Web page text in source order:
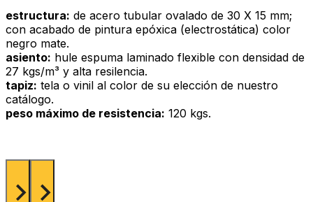
estructura: de acero tubular ovalado de 30 X 15 mm;
con acabado de pintura epóxica (electrostática) color
negro mate.
asiento: hule espuma laminado flexible con densidad de
27 kgs/m³ y alta resilencia.
tapiz: tela o vinil al color de su elección de nuestro
catálogo.
peso máximo de resistencia: 120 kgs.